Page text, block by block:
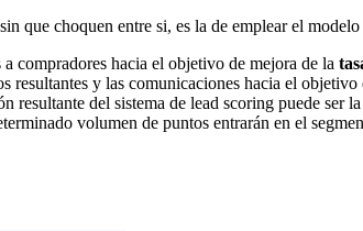
que choquen entre si, es la de emplear el modelo
compradores hacia el objetivo de mejora de la
resultantes y las comunicaciones hacia el objetivo
resultante del sistema de lead scoring puede ser
volumen de puntos entrarán en el